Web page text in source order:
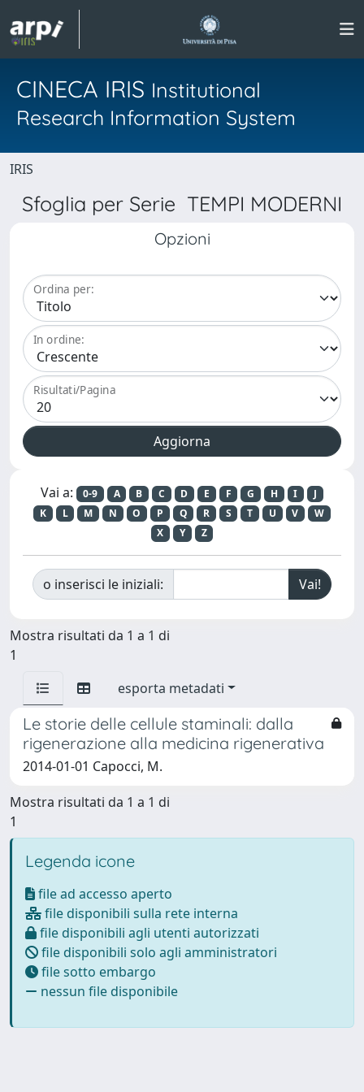
CINECA IRIS Institutional
Research Information System
IRIS
Sfoglia per Serie TEMPI MODERNI
Opzioni
Ordina per:
In ordine:
Risultati/Pagina
Vai a: 0-9 A B C D E F G H I
J
K
L M N O P Q R S T U V
W
X
Y Z
o inserisci le iniziali:
Mostra risultati da 1 a 1 di
1
esporta metadati
Le storie delle cellule staminali: dalla
rigenerazione alla medicina rigenerativa
2014-01-01 Capocci, M.
Mostra risultati da 1 a 1 di
1
Legenda icone
file ad accesso aperto
file disponibili sulla rete interna
file disponibili agli utenti autorizzati
file disponibili solo agli amministratori
file sotto embargo
nessun file disponibile